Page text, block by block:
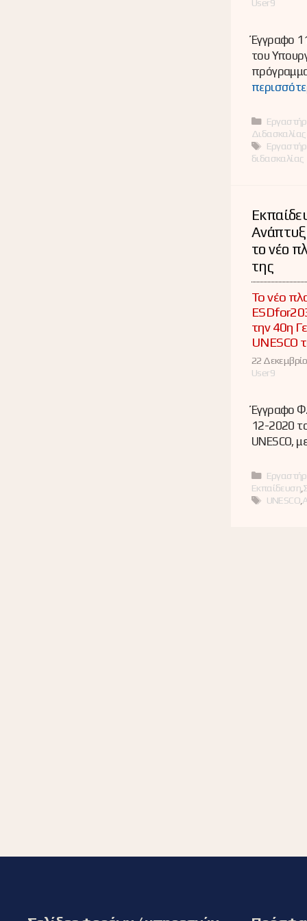
User9
Έγγραφο
του
Ετικέτες
διδασκαλίας
το νέο
της
Το νέο
την 40η
UNESCO
22
User9
Έγγραφο
12-2020
UNESCO,
Εκπαίδευση
Ετικέτες
UNESCO